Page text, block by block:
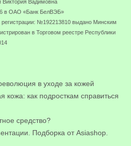
Виктория Вадимовна
в ОАО «Банк БелВЭБ»
регистрации: №192213810 выдано Минским
в Торговом реестре Республики
в уходе за кожей
кожа: как подросткам справиться
средство?
Подборка от Asiashop.